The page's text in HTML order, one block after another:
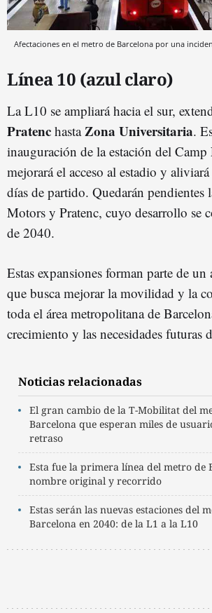
Afectaciones en el metro de Barcelona por una
Línea 10 (azul claro)
La L10 se ampliará hacia el sur,
Pratenc hastaZona Universitaria.
inauguración de la estación del
mejorará el acceso al estadio y
días de partido. Quedarán pendientes
Motors y Pratenc, cuyo desarrollo se
de 2040.
Estas expansiones forman parte de
que busca mejorar la movilidad y la
toda el área metropolitana de
crecimiento y las necesidades futuras
Noticias relacionadas
El gran cambio de la T-Mobilitat del
Barcelona que esperan miles de
retraso
Esta fue la primera línea del metro de
nombre original y recorrido
Estas serán las nuevas estaciones del
Barcelona en 2040: de la L1 a la L10